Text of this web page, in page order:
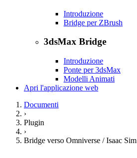
Introduzione
Bridge per ZBrush
3dsMax Bridge
Introduzione
Ponte per 3dsMax
Modelli Animati
Apri l'applicazione web
Documenti
›
Plugin
›
Bridge verso Omniverse / Isaac Sim